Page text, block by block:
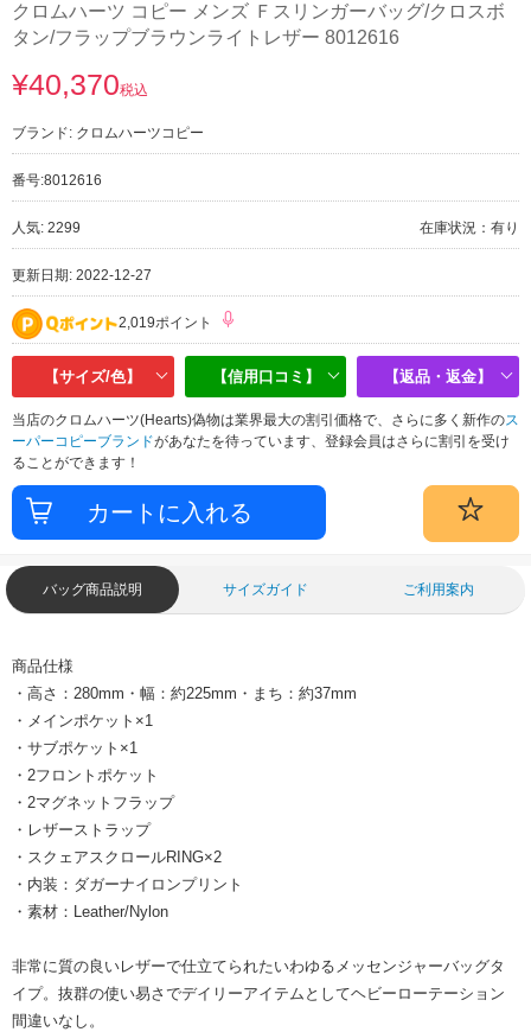
クロムハーツ コピー メンズ Ｆスリンガーバッグ/クロスボ
タン/フラップブラウンライトレザー 8012616
¥40,370税込
ブランド: クロムハーツコピー
番号:8012616
人気: 2299 在庫状況：有り
更新日期: 2022-12-27
2,019ポイント
【サイズ/色】 【信用口コミ】 【返品・返金】
当店のクロムハーツ(Hearts)偽物は業界最大の割引価格で、さらに多く新作のス
ーパーコピーブランドがあなたを待っています、登録会員はさらに割引を受け
ることができます！
バッグ商品説明 サイズガイド ご利用案内
商品仕様
・高さ：280mm・幅：約225mm・まち：約37mm
・メインポケット×1
・サブポケット×1
・2フロントポケット
・2マグネットフラップ
・レザーストラップ
・スクェアスクロールRING×2
・内装：ダガーナイロンプリント
・素材：Leather/Nylon
非常に質の良いレザーで仕立てられたいわゆるメッセンジャーバッグタ
イプ。抜群の使い易さでデイリーアイテムとしてヘビーローテーション
間違いなし。